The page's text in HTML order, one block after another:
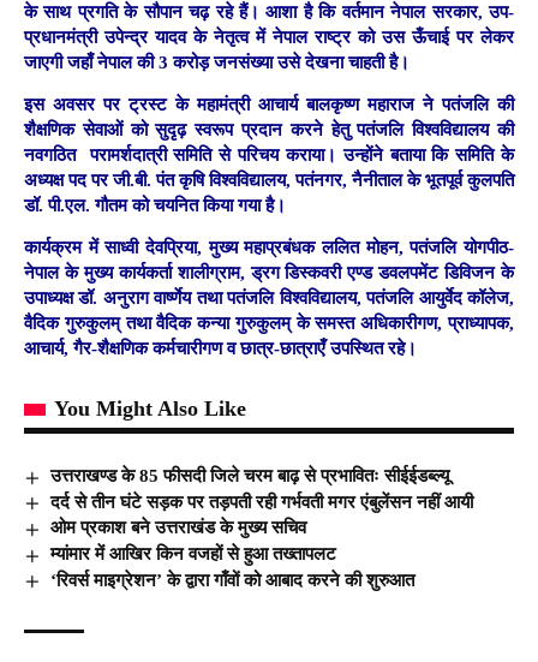
के साथ प्रगति के सौपान चढ़ रहे हैं। आशा है कि वर्तमान नेपाल सरकार, उप-
प्रधानमंत्री उपेन्द्र यादव के नेतृत्व में नेपाल राष्ट्र को उस ऊँचाई पर लेकर
जाएगी जहाँ नेपाल की 3 करोड़ जनसंख्या उसे देखना चाहती है।
इस अवसर पर ट्रस्ट के महामंत्री आचार्य बालकृष्ण महाराज ने पतंजलि की
शैक्षणिक सेवाओं को सुदृढ़ स्वरूप प्रदान करने हेतु पतंजलि विश्वविद्यालय की
नवगठित परामर्शदात्री समिति से परिचय कराया। उन्होंने बताया कि समिति के
अध्यक्ष पद पर जी.बी. पंत कृषि विश्वविद्यालय, पतंनगर, नैनीताल के भूतपूर्व कुलपति
डॉ. पी.एल. गौतम को चयनित किया गया है।
कार्यक्रम में साध्वी देवप्रिया, मुख्य महाप्रबंधक ललित मोहन, पतंजलि योगपीठ-
नेपाल के मुख्य कार्यकर्ता शालीग्राम, ड्रग डिस्कवरी एण्ड डवलपमेंट डिविजन के
उपाध्यक्ष डॉ. अनुराग वार्ष्णेय तथा पतंजलि विश्वविद्यालय, पतंजलि आयुर्वेद कॉलेज,
वैदिक गुरुकुलम् तथा वैदिक कन्या गुरुकुलम् के समस्त अधिकारीगण, प्राध्यापक,
आचार्य, गैर-शैक्षणिक कर्मचारीगण व छात्र-छात्राएँ उपस्थित रहे।
You Might Also Like
उत्तराखण्ड के 85 फीसदी जिले चरम बाढ़ से प्रभावितः सीईईडब्ल्यू
दर्द से तीन घंटे सड़क पर तड़पती रही गर्भवती मगर एंबुलेंसन नहीं आयी
ओम प्रकाश बने उत्तराखंड के मुख्य सचिव
म्यांमार में आखिर किन वजहों से हुआ तख्तापलट
‘रिवर्स माइग्रेशन’ के द्वारा गाँवों को आबाद करने की शुरुआत